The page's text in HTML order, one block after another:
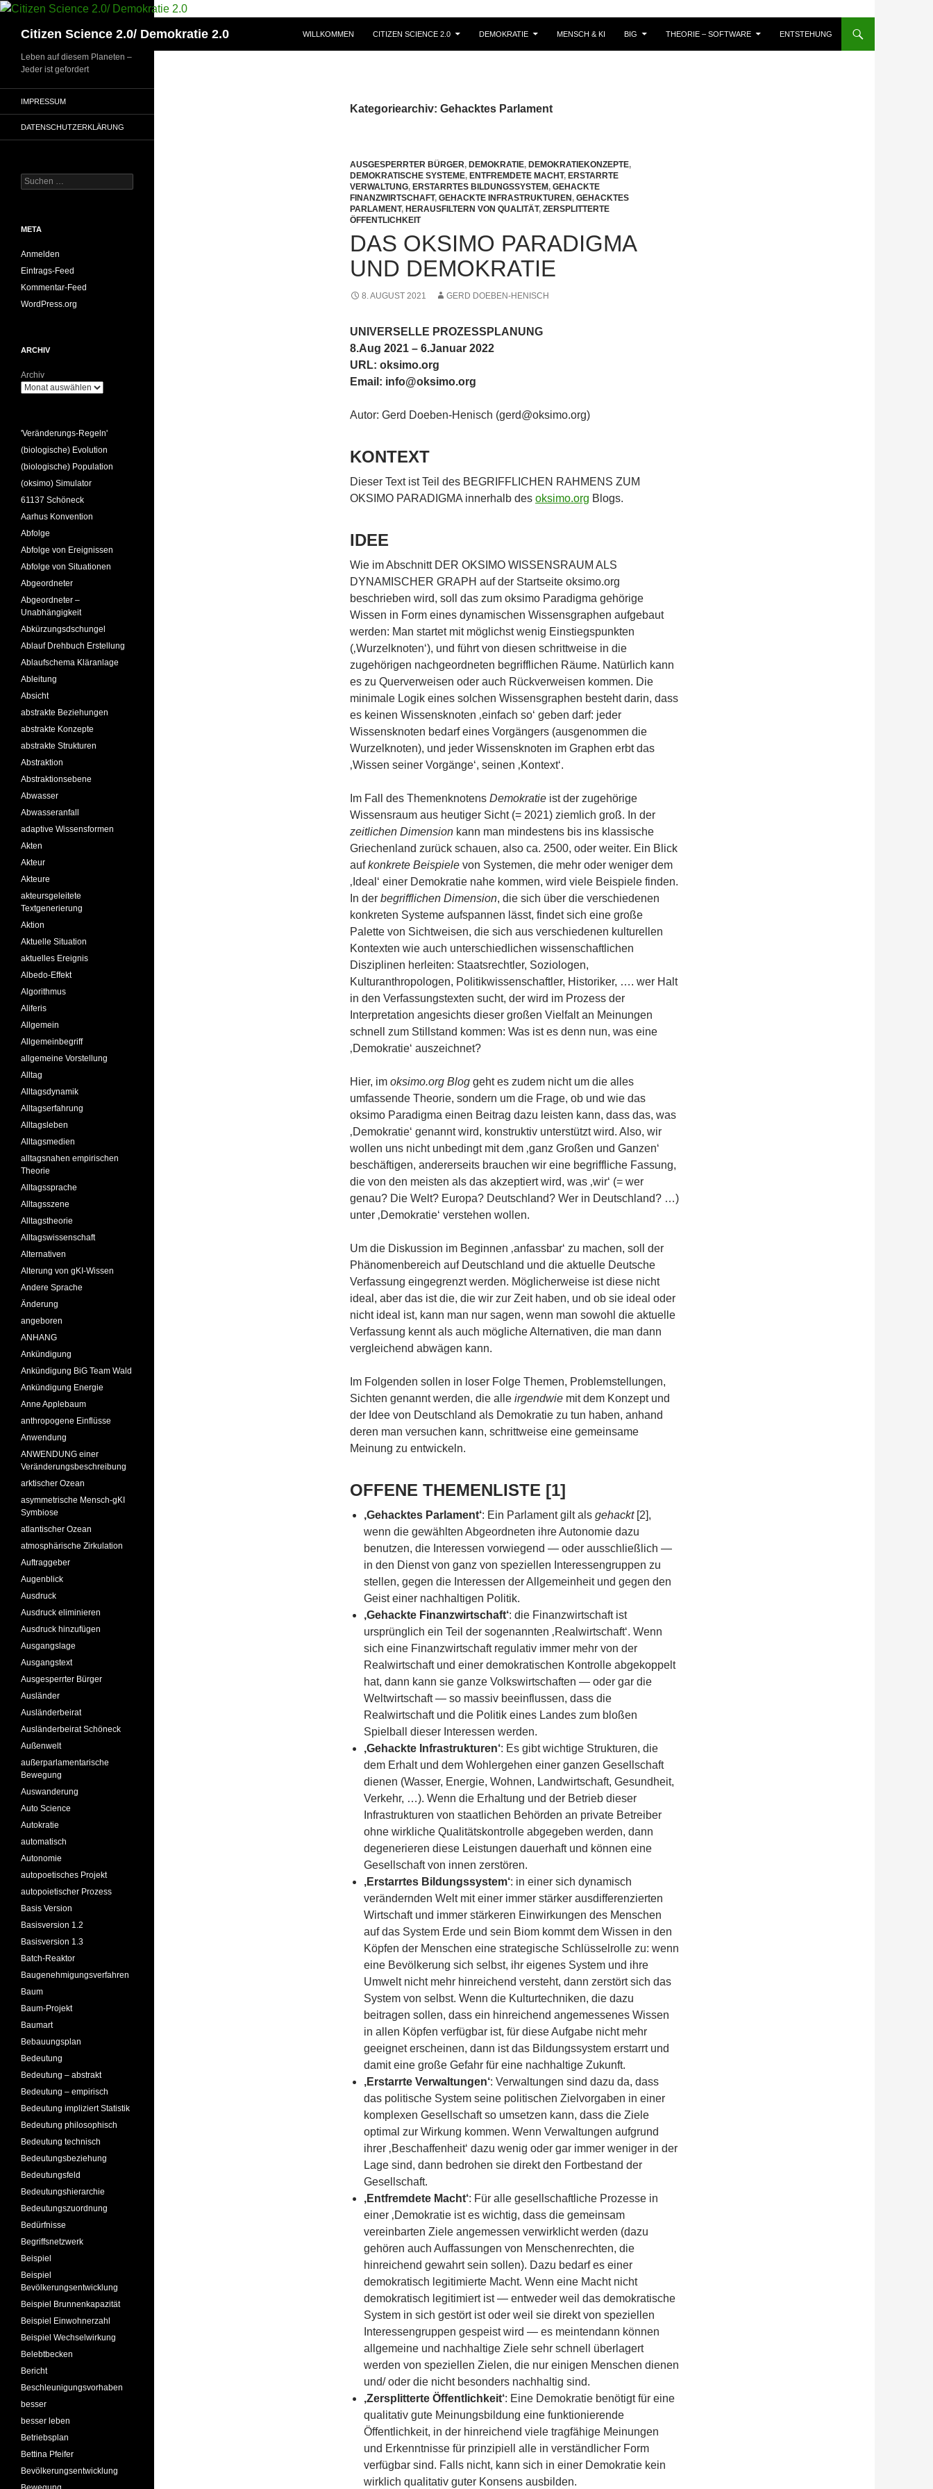
Zum
springenCitizen Science 2.0/ Demokratie 2.0 WILLKOMMEN CITIZEN SCIENCE 2.0 DEMOKRATIE MENSCH & KI BIG THEORIE – SOFTWARE ENTSTEHUNG
Kategoriearchiv: Gehacktes Parlament
AUSGESPERRTER BÜRGER, DEMOKRATIE, DEMOKRATIEKONZEPTE,
DEMOKRATISCHE SYSTEME, ENTFREMDETE MACHT, ERSTARRTE
VERWALTUNG, ERSTARRTES BILDUNGSSYSTEM, GEHACKTE
FINANZWIRTSCHAFT, GEHACKTE INFRASTRUKTUREN, GEHACKTES
PARLAMENT, HERAUSFILTERN VON QUALITÄT, ZERSPLITTERTE
ÖFFENTLICHKEIT
DAS OKSIMO PARADIGMA
UND DEMOKRATIE
8. AUGUST 2021 GERD DOEBEN-HENISCH
UNIVERSELLE PROZESSPLANUNG
8.Aug 2021 – 6.Januar 2022
URL: oksimo.org
Email: info@oksimo.org
Autor: Gerd Doeben-Henisch (gerd@oksimo.org)
KONTEXT
Dieser Text ist Teil des BEGRIFFLICHEN RAHMENS ZUM
OKSIMO PARADIGMA innerhalb des oksimo.org Blogs.
IDEE
Wie im Abschnitt DER OKSIMO WISSENSRAUM ALS
DYNAMISCHER GRAPH auf der Startseite oksimo.org
beschrieben wird, soll das zum oksimo Paradigma gehörige
Wissen in Form eines dynamischen Wissensgraphen aufgebaut
werden: Man startet mit möglichst wenig Einstiegspunkten
(‚Wurzelknoten‘), und führt von diesen schrittweise in die
zugehörigen nachgeordneten begrifflichen Räume. Natürlich kann
es zu Querverweisen oder auch Rückverweisen kommen. Die
minimale Logik eines solchen Wissensgraphen besteht darin, dass
es keinen Wissensknoten ‚einfach so‘ geben darf: jeder
Wissensknoten bedarf eines Vorgängers (ausgenommen die
Wurzelknoten), und jeder Wissensknoten im Graphen erbt das
‚Wissen seiner Vorgänge‘, seinen ‚Kontext‘.
Im Fall des Themenknotens Demokratie ist der zugehörige
Wissensraum aus heutiger Sicht (= 2021) ziemlich groß. In der
zeitlichen Dimension kann man mindestens bis ins klassische
Griechenland zurück schauen, also ca. 2500, oder weiter. Ein Blick
aufkonkrete Beispiele von Systemen, die mehr oder weniger dem
‚Ideal‘ einer Demokratie nahe kommen, wird viele Beispiele finden.
In der begrifflichen Dimension, die sich über die verschiedenen
konkreten Systeme aufspannen lässt, findet sich eine große
Palette von Sichtweisen, die sich aus verschiedenen kulturellen
Kontexten wie auch unterschiedlichen wissenschaftlichen
Disziplinen herleiten: Staatsrechtler, Soziologen,
Kulturanthropologen, Politikwissenschaftler, Historiker, …. wer Halt
in den Verfassungstexten sucht, der wird im Prozess der
Interpretation angesichts dieser großen Vielfalt an Meinungen
schnell zum Stillstand kommen: Was ist es denn nun, was eine
‚Demokratie‘ auszeichnet?
Hier, im oksimo.org Blog geht es zudem nicht um die alles
umfassende Theorie, sondern um die Frage, ob und wie das
oksimo Paradigma einen Beitrag dazu leisten kann, dass das, was
‚Demokratie‘ genannt wird, konstruktiv unterstützt wird. Also, wir
wollen uns nicht unbedingt mit dem ‚ganz Großen und Ganzen‘
beschäftigen, andererseits brauchen wir eine begriffliche Fassung,
die von den meisten als das akzeptiert wird, was ‚wir‘ (= wer
genau? Die Welt? Europa? Deutschland? Wer in Deutschland? …)
unter ‚Demokratie‘ verstehen wollen.
Um die Diskussion im Beginnen ‚anfassbar‘ zu machen, soll der
Phänomenbereich auf Deutschland und die aktuelle Deutsche
Verfassung eingegrenzt werden. Möglicherweise ist diese nicht
ideal, aber das ist die, die wir zur Zeit haben, und ob sie ideal oder
nicht ideal ist, kann man nur sagen, wenn man sowohl die aktuelle
Verfassung kennt als auch mögliche Alternativen, die man dann
vergleichend abwägen kann.
Im Folgenden sollen in loser Folge Themen, Problemstellungen,
Sichten genannt werden, die alle irgendwie mit dem Konzept und
der Idee von Deutschland als Demokratie zu tun haben, anhand
deren man versuchen kann, schrittweise eine gemeinsame
Meinung zu entwickeln.
OFFENE THEMENLISTE [1]
‚Gehacktes Parlament‘: Ein Parlament gilt als gehackt[2],
wenn die gewählten Abgeordneten ihre Autonomie dazu
benutzen, die Interessen vorwiegend — oder ausschließlich —
in den Dienst von ganz von speziellen Interessengruppen zu
stellen, gegen die Interessen der Allgemeinheit und gegen den
Geist einer nachhaltigen Politik.
‚Gehackte Finanzwirtschaft‘: die Finanzwirtschaft ist
ursprünglich ein Teil der sogenannten ‚Realwirtschaft‘. Wenn
sich eine Finanzwirtschaft regulativ immer mehr von der
Realwirtschaft und einer demokratischen Kontrolle abgekoppelt
hat, dann kann sie ganze Volkswirtschaften — oder gar die
Weltwirtschaft — so massiv beeinflussen, dass die
Realwirtschaft und die Politik eines Landes zum bloßen
Spielball dieser Interessen werden.
‚Gehackte Infrastrukturen‘: Es gibt wichtige Strukturen, die
dem Erhalt und dem Wohlergehen einer ganzen Gesellschaft
dienen (Wasser, Energie, Wohnen, Landwirtschaft, Gesundheit,
Verkehr, …). Wenn die Erhaltung und der Betrieb dieser
Infrastrukturen von staatlichen Behörden an private Betreiber
ohne wirkliche Qualitätskontrolle abgegeben werden, dann
degenerieren diese Leistungen dauerhaft und können eine
Gesellschaft von innen zerstören.
‚Erstarrtes Bildungssystem‘: in einer sich dynamisch
verändernden Welt mit einer immer stärker ausdifferenzierten
Wirtschaft und immer stärkeren Einwirkungen des Menschen
auf das System Erde und sein Biom kommt dem Wissen in den
Köpfen der Menschen eine strategische Schlüsselrolle zu: wenn
eine Bevölkerung sich selbst, ihr eigenes System und ihre
Umwelt nicht mehr hinreichend versteht, dann zerstört sich das
System von selbst. Wenn die Kulturtechniken, die dazu
beitragen sollen, dass ein hinreichend angemessenes Wissen
in allen Köpfen verfügbar ist, für diese Aufgabe nicht mehr
geeignet erscheinen, dann ist das Bildungssystem erstarrt und
damit eine große Gefahr für eine nachhaltige Zukunft.
‚Erstarrte Verwaltungen‘: Verwaltungen sind dazu da, dass
das politische System seine politischen Zielvorgaben in einer
komplexen Gesellschaft so umsetzen kann, dass die Ziele
optimal zur Wirkung kommen. Wenn Verwaltungen aufgrund
ihrer ‚Beschaffenheit‘ dazu wenig oder gar immer weniger in der
Lage sind, dann bedrohen sie direkt den Fortbestand der
Gesellschaft.
‚Entfremdete Macht‘: Für alle gesellschaftliche Prozesse in
einer ‚Demokratie ist es wichtig, dass die gemeinsam
vereinbarten Ziele angemessen verwirklicht werden (dazu
gehören auch Auffassungen von Menschenrechten, die
hinreichend gewahrt sein sollen). Dazu bedarf es einer
demokratisch legitimierte Macht. Wenn eine Macht nicht
demokratisch legitimiert ist — entweder weil das demokratische
System in sich gestört ist oder weil sie direkt von speziellen
Interessengruppen gespeist wird — es meintendann können
allgemeine und nachhaltige Ziele sehr schnell überlagert
werden von speziellen Zielen, die nur einigen Menschen dienen
und/ oder die nicht besonders nachhaltig sind.
‚Zersplitterte Öffentlichkeit‘: Eine Demokratie benötigt für eine
qualitativ gute Meinungsbildung eine funktionierende
Öffentlichkeit, in der hinreichend viele tragfähige Meinungen
und Erkenntnisse für prinzipiell alle in verständlicher Form
verfügbar sind. Falls nicht, kann sich in einer Demokratie kein
wirklich qualitativ guter Konsens ausbilden.
Leben auf diesem Planeten –
Jeder ist gefordert
IMPRESSUM
DATENSCHUTZERKLÄRUNG
Suchen
nach:
META
Anmelden
Eintrags-Feed
Kommentar-Feed
WordPress.org
ARCHIV
Archiv
'Veränderungs-Regeln'
(biologische) Evolution
(biologische) Population
(oksimo) Simulator
61137 Schöneck
Aarhus Konvention
Abfolge
Abfolge von Ereignissen
Abfolge von Situationen
Abgeordneter
Abgeordneter –
Unabhängigkeit
Abkürzungsdschungel
Ablauf Drehbuch Erstellung
Ablaufschema Kläranlage
Ableitung
Absicht
abstrakte Beziehungen
abstrakte Konzepte
abstrakte Strukturen
Abstraktion
Abstraktionsebene
Abwasser
Abwasseranfall
adaptive Wissensformen
Akten
Akteur
Akteure
akteursgeleitete
Textgenerierung
Aktion
Aktuelle Situation
aktuelles Ereignis
Albedo-Effekt
Algorithmus
Aliferis
Allgemein
Allgemeinbegriff
allgemeine Vorstellung
Alltag
Alltagsdynamik
Alltagserfahrung
Alltagsleben
Alltagsmedien
alltagsnahen empirischen
Theorie
Alltagssprache
Alltagsszene
Alltagstheorie
Alltagswissenschaft
Alternativen
Alterung von gKI-Wissen
Andere Sprache
Änderung
angeboren
ANHANG
Ankündigung
Ankündigung BiG Team Wald
Ankündigung Energie
Anne Applebaum
anthropogene Einflüsse
Anwendung
ANWENDUNG einer
Veränderungsbeschreibung
arktischer Ozean
asymmetrische Mensch-gKI
Symbiose
atlantischer Ozean
atmosphärische Zirkulation
Auftraggeber
Augenblick
Ausdruck
Ausdruck eliminieren
Ausdruck hinzufügen
Ausgangslage
Ausgangstext
Ausgesperrter Bürger
Ausländer
Ausländerbeirat
Ausländerbeirat Schöneck
Außenwelt
außerparlamentarische
Bewegung
Auswanderung
Auto Science
Autokratie
automatisch
Autonomie
autopoetisches Projekt
autopoietischer Prozess
Basis Version
Basisversion 1.2
Basisversion 1.3
Batch-Reaktor
Baugenehmigungsverfahren
Baum
Baum-Projekt
Baumart
Bebauungsplan
Bedeutung
Bedeutung – abstrakt
Bedeutung – empirisch
Bedeutung impliziert Statistik
Bedeutung philosophisch
Bedeutung technisch
Bedeutungsbeziehung
Bedeutungsfeld
Bedeutungshierarchie
Bedeutungszuordnung
Bedürfnisse
Begriffsnetzwerk
Beispiel
Beispiel
Bevölkerungsentwicklung
Beispiel Brunnenkapazität
Beispiel Einwohnerzahl
Beispiel Wechselwirkung
Belebtbecken
Bericht
Beschleunigungsvorhaben
besser
besser leben
Betriebsplan
Bettina Pfeifer
Bevölkerungsentwicklung